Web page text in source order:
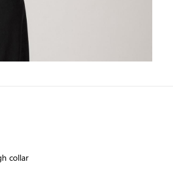
collar